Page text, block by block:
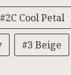
#2C Cool Petal
#3 Beige